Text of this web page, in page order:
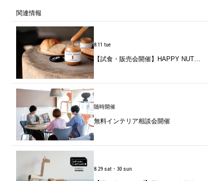
関連情報
8.11 tue
随時開催
無料インテリア相談会開催
8.29 sat・30 sun